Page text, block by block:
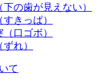
の歯が見えない）
きっぱ）
（口ゴボ）
れ）
て